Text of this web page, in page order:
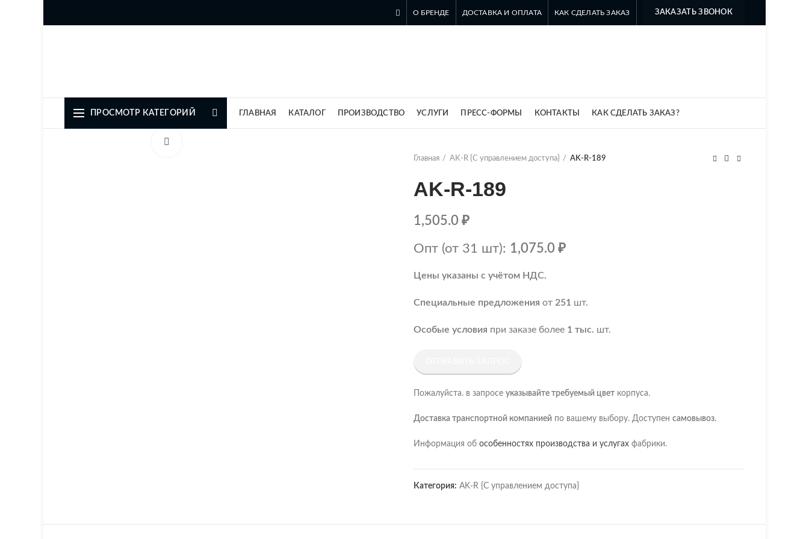
О БРЕНДЕ ДОСТАВКА И ОПЛАТА КАК СДЕЛАТЬ ЗАКАЗ ЗАКАЗАТЬ ЗВОНОК
ПРОСМОТР КАТЕГОРИЙ ГЛАВНАЯ КАТАЛОГ ПРОИЗВОДСТВО УСЛУГИ ПРЕСС-ФОРМЫ КОНТАКТЫ КАК СДЕЛАТЬ ЗАКАЗ?
Главная AK-R {С управлением доступа} AK-R-189
AK-R-189
1,505.0 ₽
Опт (от 31 шт): 1,075.0 ₽
Цены указаны с учётом НДС.
Специальные предложения от 251 шт.
Особые условия при заказе более 1 тыс. шт.
Пожалуйста. в запросе указывайте требуемый цвет корпуса.
Доставка транспортной компанией по вашему выбору. Доступен самовывоз.
Информация об особенностях производства и услугах фабрики.
Категория: AK-R {С управлением доступа}